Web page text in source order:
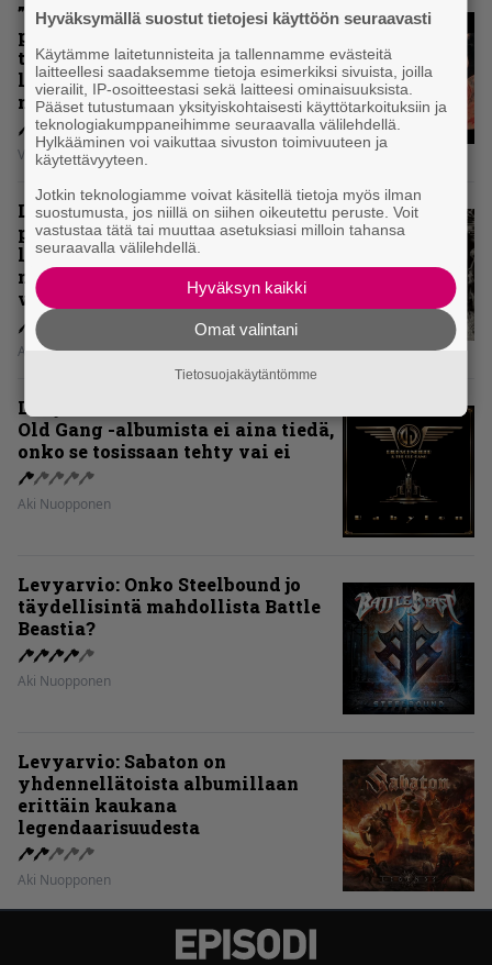
”Metallica ei ole koskaan
pelännyt kehittyä ja muuttua” –
tarkistelussa 30 vuotta täyttävä
levy, joka jakaa fanien
mielipiteet
Vesa Siltanen
Levyarvio: Coronerin
paluualbumi 32 vuotta edellisen
levytyksen jälkeen ei voi
mitenkään täyttää odotuksia. Vai
voiko?
Aki Nuopponen
Levyarvio: Dirkschneider & The
Old Gang -albumista ei aina tiedä,
onko se tosissaan tehty vai ei
Aki Nuopponen
Levyarvio: Onko Steelbound jo
täydellisintä mahdollista Battle
Beastia?
Aki Nuopponen
Levyarvio: Sabaton on
yhdennellätoista albumillaan
erittäin kaukana
legendaarisuudesta
Aki Nuopponen
Hyväksymällä suostut tietojesi käyttöön seuraavasti
Käytämme laitetunnisteita ja tallennamme evästeitä
laitteellesi saadaksemme tietoja esimerkiksi sivuista, joilla
vierailit, IP-osoitteestasi sekä laitteesi ominaisuuksista.
Pääset tutustumaan yksityiskohtaisesti käyttötarkoituksiin ja
teknologiakumppaneihimme seuraavalla välilehdellä.
Hylkääminen voi vaikuttaa sivuston toimivuuteen ja
käytettävyyteen.
Jotkin teknologiamme voivat käsitellä tietoja myös ilman
suostumusta, jos niillä on siihen oikeutettu peruste. Voit
vastustaa tätä tai muuttaa asetuksiasi milloin tahansa
seuraavalla välilehdellä.
Hyväksyn kaikki
Omat valintani
Tietosuojakäytäntömme